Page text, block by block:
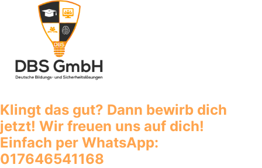
Klingt das gut? Dann bewirb dich
jetzt! Wir freuen uns auf dich!
Einfach per WhatsApp:
017646541168